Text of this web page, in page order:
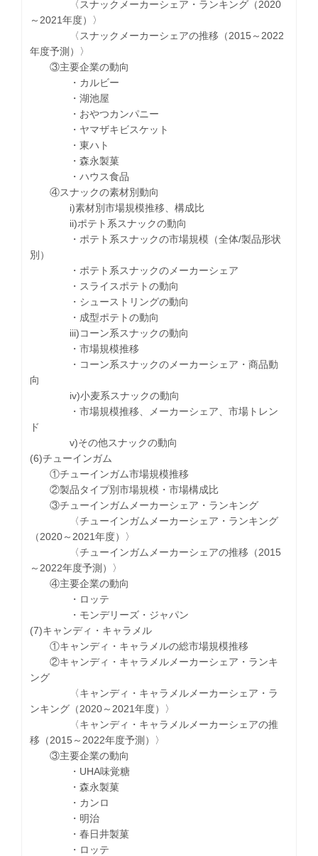
〈スナックメーカーシェア・ランキング（2020
～2021年度）〉
〈スナックメーカーシェアの推移（2015～2022
年度予測）〉
③主要企業の動向
・カルビー
・湖池屋
・おやつカンパニー
・ヤマザキビスケット
・東ハト
・森永製菓
・ハウス食品
④スナックの素材別動向
i)素材別市場規模推移、構成比
ii)ポテト系スナックの動向
・ポテト系スナックの市場規模（全体/製品形状
別）
・ポテト系スナックのメーカーシェア
・スライスポテトの動向
・シューストリングの動向
・成型ポテトの動向
iii)コーン系スナックの動向
・市場規模推移
・コーン系スナックのメーカーシェア・商品動
向
iv)小麦系スナックの動向
・市場規模推移、メーカーシェア、市場トレン
ド
v)その他スナックの動向
(6)チューインガム
①チューインガム市場規模推移
②製品タイプ別市場規模・市場構成比
③チューインガムメーカーシェア・ランキング
〈チューインガムメーカーシェア・ランキング
（2020～2021年度）〉
〈チューインガムメーカーシェアの推移（2015
～2022年度予測）〉
④主要企業の動向
・ロッテ
・モンデリーズ・ジャパン
(7)キャンディ・キャラメル
①キャンディ・キャラメルの総市場規模推移
②キャンディ・キャラメルメーカーシェア・ランキ
ング
〈キャンディ・キャラメルメーカーシェア・ラ
ンキング（2020～2021年度）〉
〈キャンディ・キャラメルメーカーシェアの推
移（2015～2022年度予測）〉
③主要企業の動向
・UHA味覚糖
・森永製菓
・カンロ
・明治
・春日井製菓
・ロッテ